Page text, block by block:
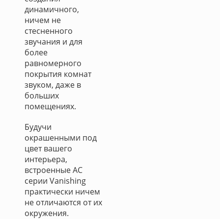
динамичного,
ничем не
стесненного
звучания и для
более
равномерного
покрытия комнат
звуком, даже в
больших
помещениях.
Будучи
окрашенными под
цвет вашего
интерьера,
встроенные АС
серии Vanishing
практически ничем
не отличаются от их
окружения.